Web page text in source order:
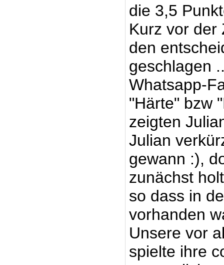
die 3,5
Kurz vor der
den
geschlagen
Whatsapp-
"Härte" bzw
zeigten
Julian
gewann :),
zunächst
so dass in
vorhanden
Unsere vor
spielte ihre